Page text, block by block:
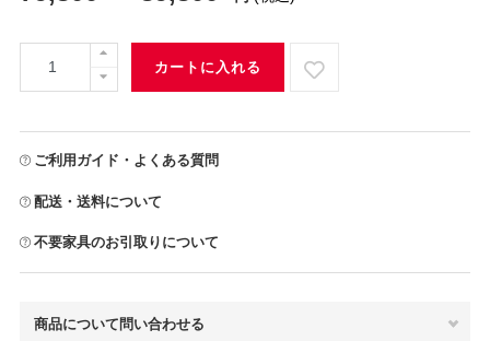
カートに入れる
ご利用ガイド・よくある質問
配送・送料について
不要家具のお引取りについて
商品について問い合わせる